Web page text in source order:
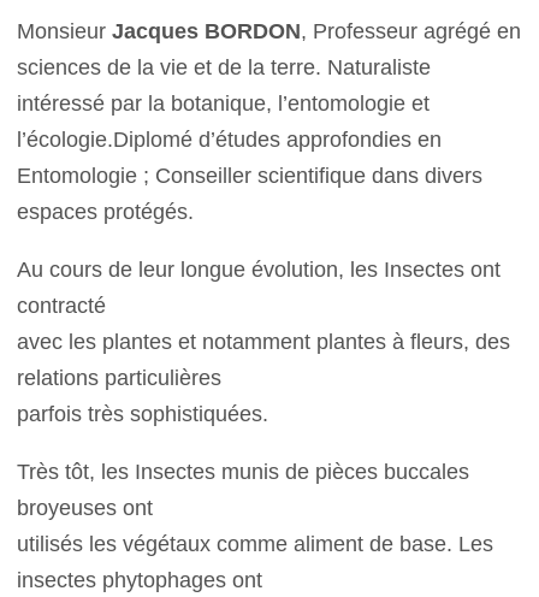
MonsieurJacques BORDON, Professeur agrégé en
sciences de la vie et de la terre. Naturaliste
intéressé par la botanique, l’entomologie et
l’écologie.Diplomé d’études approfondies en
Entomologie ; Conseiller scientifique dans divers
espaces protégés.
Au cours de leur longue évolution, les Insectes ont
contracté
avec les plantes et notamment plantes à fleurs, des
relations particulières
parfois très sophistiquées.
Très tôt, les Insectes munis de pièces buccales
broyeuses ont
utilisés les végétaux comme aliment de base. Les
insectes phytophages ont